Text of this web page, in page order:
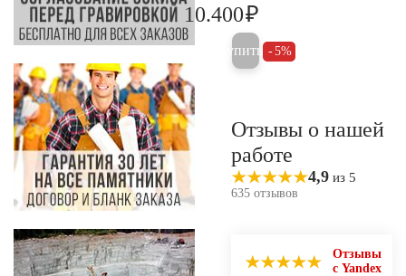
10.400₽
Купить 5%
Отзывы о нашей
работе
4,9 из 5
635 отзывов
Отзывы
с Yandex